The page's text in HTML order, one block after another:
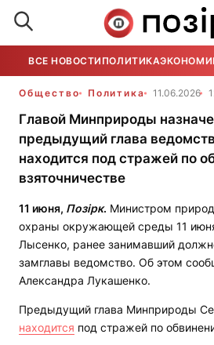
ВСЕ НОВОСТИ ПОЛИТИКА
Общество Политика 11.06.2026
Главой Минприроды
предыдущий глава
находится под стражей по
взяточничестве
11 июня, Позірк. Министром
охраны окружающей среды 11
Лысенко, ранее занимавший
замглавы ведомство. Об этом
Александра Лукашенко.
Предыдущий глава Минприроды
находится под стражей по